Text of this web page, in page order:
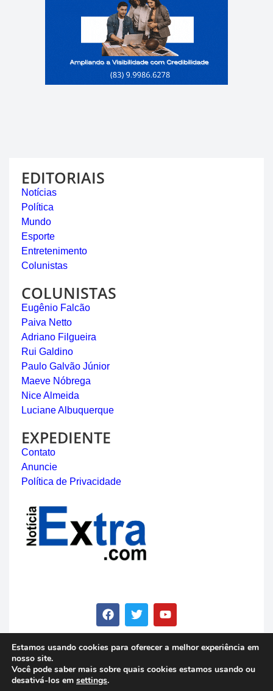
EDITORIAIS
Notícias
Política
Mundo
Esporte
Entretenimento
Colunistas
COLUNISTAS
Eugênio Falcão
Paiva Netto
Adriano Filgueira
Rui Galdino
Paulo Galvão Júnior
Maeve Nóbrega
Nice Almeida
Luciane Albuquerque
EXPEDIENTE
Contato
Anuncie
Política de Privacidade
© Copyright 2023 - Notícia Extra - Todos os direitos
reservados
Estamos usando cookies para oferecer a melhor experiência em
nosso site.
Você pode saber mais sobre quais cookies estamos usando ou
desativá-los em settings.